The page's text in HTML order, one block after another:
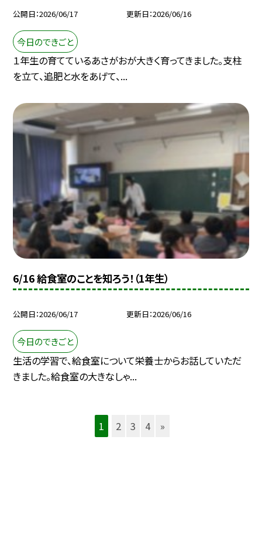
公開日 2026/06/17 更新日 2026/06/16
今日のできごと
１年生の育てているあさがおが大きく育ってきました。支柱
を立て、追肥と水をあげて、...
6/16 給食室のことを知ろう！（1年生）
公開日 2026/06/17 更新日 2026/06/16
今日のできごと
生活の学習で、給食室について栄養士からお話していただ
きました。給食室の大きなしゃ...
1 2 3 4 »